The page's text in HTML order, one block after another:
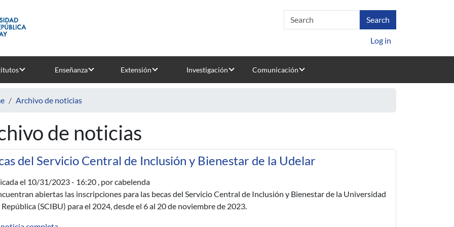
Log in
Enseñanza Extensión Investigación Comunicación
Archivo de noticias
de noticias
del Servicio Central de Inclusión y Bienestar de la Udelar
el 10/31/2023 - 16:20 , por cabelenda
abiertas las inscripciones para las becas del Servicio Central de Inclusión y Bienestar de la Universidad
República (SCIBU) para el 2024, desde el 6 al 20 de noviembre de 2023.